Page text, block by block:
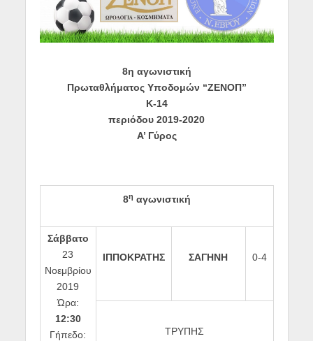
8η αγωνιστική
Πρωταθλήματος Υποδομών “ΖΕΝΟΠ”
Κ-14
περιόδου 2019-2020
Α’ Γύρος
8η αγωνιστική
Σάββατο
23
Νοεμβρίου
2019
Ώρα:
12:30
Γήπεδο:
ΙΠΠΟΚΡΑΤΗΣ ΣΑΓΗΝΗ 0-4
ΤΡΥΠΗΣ